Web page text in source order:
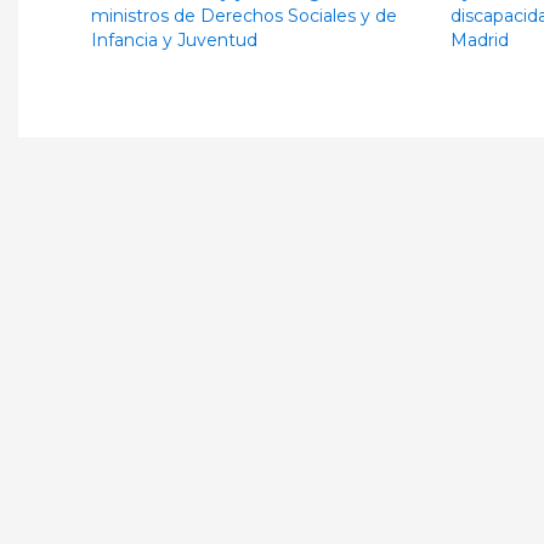
ministros de Derechos Sociales y de
Infancia y Juventud
Madrid